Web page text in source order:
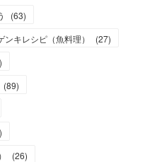
(63)
ンキレシピ（魚料理） (27)
)
(89)
)
(26)